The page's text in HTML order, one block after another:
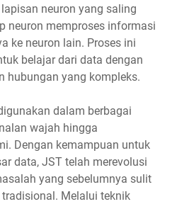
neuron yang saling
neuron memproses informasi
ke neuron lain. Proses ini
belajar dari data dengan
hubungan yang kompleks.
dalam berbagai
wajah hingga
Dengan kemampuan untuk
data, JST telah merevolusi
yang sebelumnya sulit
Melalui teknik